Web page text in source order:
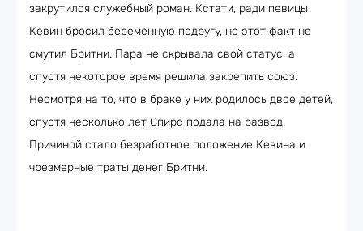
закрутился служебный роман. Кстати, ради певицы
Кевин бросил беременную подругу, но этот факт не
смутил Бритни. Пара не скрывала свой статус, а
спустя некоторое время решила закрепить союз.
Несмотря на то, что в браке у них родилось двое детей,
спустя несколько лет Спирс подала на развод.
Причиной стало безработное положение Кевина и
чрезмерные траты денег Бритни.